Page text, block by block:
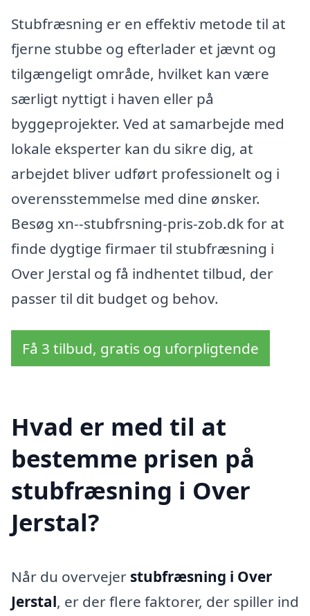
Stubfræsning er en effektiv metode til at
fjerne stubbe og efterlader et jævnt og
tilgængeligt område, hvilket kan være
særligt nyttigt i haven eller på
byggeprojekter. Ved at samarbejde med
lokale eksperter kan du sikre dig, at
arbejdet bliver udført professionelt og i
overensstemmelse med dine ønsker.
Besøg xn--stubfrsning-pris-zob.dk for at
finde dygtige firmaer til stubfræsning i
Over Jerstal og få indhentet tilbud, der
passer til dit budget og behov.
Få 3 tilbud, gratis og uforpligtende
Hvad er med til at
bestemme prisen på
stubfræsning i Over
Jerstal?
Når du overvejer stubfræsning i Over
Jerstal, er der flere faktorer, der spiller ind